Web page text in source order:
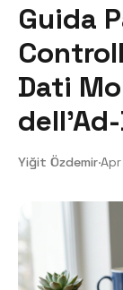
Guida
Dati
Yiğit Özdemir·